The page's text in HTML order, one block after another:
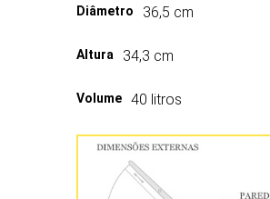
Diâmetro 36,5 cm
Altura 34,3 cm
Volume 40 litros